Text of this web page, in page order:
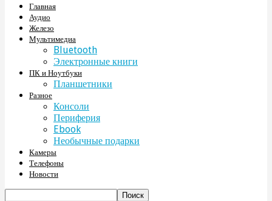
Главная
Аудио
Железо
Мультимедиа
Bluetooth
Электронные книги
ПК и Ноутбуки
Планшетники
Разное
Консоли
Периферия
Ebook
Необычные подарки
Камеры
Телефоны
Новости